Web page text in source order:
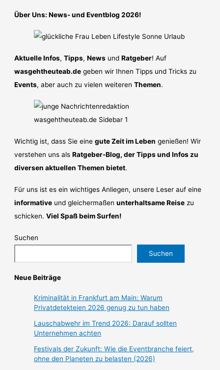
Über Uns: News- und Eventblog 2026!
Aktuelle Infos,Tipps,News undRatgeber! Auf
wasgehtheuteab.de geben wir Ihnen Tipps und Tricks zu
Events, aber auch zu vielen weiterenThemen.
Wichtig ist, dass Sie einegute Zeit im Leben genießen! Wir
verstehen uns alsRatgeber-Blog, der Tipps und Infos zu
diversen aktuellen Themen bietet.
Für uns ist es ein wichtiges Anliegen, unsere Leser auf eine
informative und gleichermaßenunterhaltsame Reise zu
schicken.Viel Spaß beim Surfen!
Suchen
Suchen
Neue Beiträge
Kriminalität in Frankfurt am Main: Warum
Privatdetekteien 2026 genug zu tun haben
Lauschabwehr im Trend 2026: Darauf sollten
Unternehmen achten
Festivals der Zukunft: Wie die Eventbranche feiert,
ohne den Planeten zu belasten (2026)